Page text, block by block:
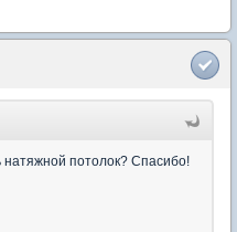
натяжной потолок? Спасибо!